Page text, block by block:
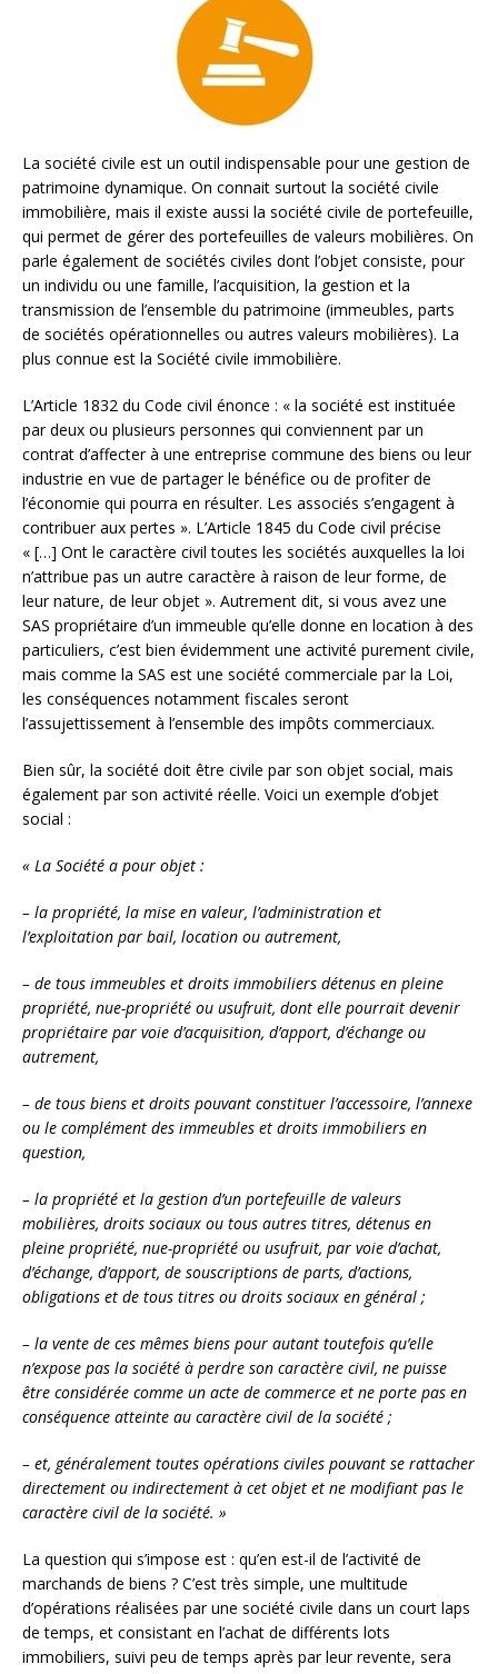
La société civile est un outil indispensable pour une gestion de
patrimoine dynamique. On connait surtout la société civile
immobilière, mais il existe aussi la société civile de portefeuille,
qui permet de gérer des portefeuilles de valeurs mobilières. On
parle également de sociétés civiles dont l’objet consiste, pour
un individu ou une famille, l’acquisition, la gestion et la
transmission de l’ensemble du patrimoine (immeubles, parts
de sociétés opérationnelles ou autres valeurs mobilières). La
plus connue est la Société civile immobilière.
L’Article 1832 du Code civil énonce : « la société est instituée
par deux ou plusieurs personnes qui conviennent par un
contrat d’affecter à une entreprise commune des biens ou leur
industrie en vue de partager le bénéfice ou de profiter de
l’économie qui pourra en résulter. Les associés s’engagent à
contribuer aux pertes ». L’Article 1845 du Code civil précise
« […] Ont le caractère civil toutes les sociétés auxquelles la loi
n’attribue pas un autre caractère à raison de leur forme, de
leur nature, de leur objet ». Autrement dit, si vous avez une
SAS propriétaire d’un immeuble qu’elle donne en location à des
particuliers, c’est bien évidemment une activité purement civile,
mais comme la SAS est une société commerciale par la Loi,
les conséquences notamment fiscales seront
l’assujettissement à l’ensemble des impôts commerciaux.
Bien sûr, la société doit être civile par son objet social, mais
également par son activité réelle. Voici un exemple d’objet
social :
« La Société a pour objet :
– la propriété, la mise en valeur, l’administration et
l’exploitation par bail, location ou autrement,
– de tous immeubles et droits immobiliers détenus en pleine
propriété, nue-propriété ou usufruit, dont elle pourrait devenir
propriétaire par voie d’acquisition, d’apport, d’échange ou
autrement,
– de tous biens et droits pouvant constituer l’accessoire, l’annexe
ou le complément des immeubles et droits immobiliers en
question,
– la propriété et la gestion d’un portefeuille de valeurs
mobilières, droits sociaux ou tous autres titres, détenus en
pleine propriété, nue-propriété ou usufruit, par voie d’achat,
d’échange, d’apport, de souscriptions de parts, d’actions,
obligations et de tous titres ou droits sociaux en général ;
– la vente de ces mêmes biens pour autant toutefois qu’elle
n’expose pas la société à perdre son caractère civil, ne puisse
être considérée comme un acte de commerce et ne porte pas en
conséquence atteinte au caractère civil de la société ;
– et, généralement toutes opérations civiles pouvant se rattacher
directement ou indirectement à cet objet et ne modifiant pas le
caractère civil de la société. »
La question qui s’impose est : qu’en est-il de l’activité de
marchands de biens ? C’est très simple, une multitude
d’opérations réalisées par une société civile dans un court laps
de temps, et consistant en l’achat de différents lots
immobiliers, suivi peu de temps après par leur revente, sera